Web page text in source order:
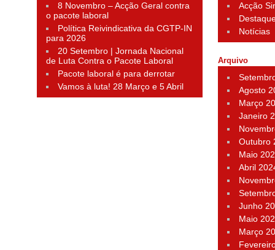
8 Novembro – Acção Geral contra
o pacote laboral
Política Reivindicativa da CGTP-IN
para 2026
20 Setembro | Jornada Nacional
de Luta Contra o Pacote Laboral
Pacote laboral é para derrotar
Vamos à luta! 28 Março e 5 Abril
Acção
Notícias
Arquivo
Agosto
Março
Janeiro
Outubro
Maio
Abril
Junho
Maio
Março